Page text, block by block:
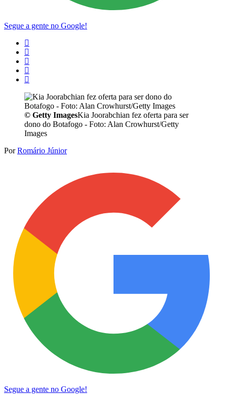
Segue a gente no Google!
© Getty ImagesKia Joorabchian fez oferta para ser
dono do Botafogo - Foto: Alan Crowhurst/Getty
Images
Por Romário Júnior
Segue a gente no Google!